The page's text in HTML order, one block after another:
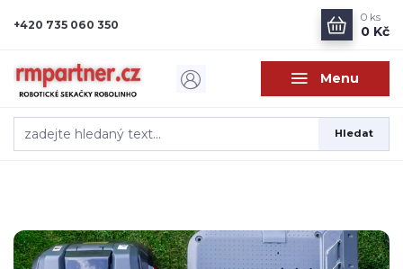
Menu
Hledat
+420 735 060 350
0 ks
0 Kč